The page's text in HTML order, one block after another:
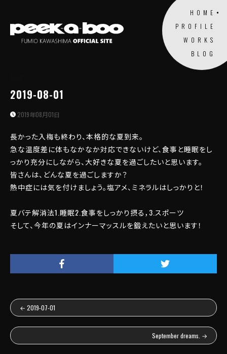
HOME
PROFILE
WORKS
BLOG
2019-08-01
2019年08月01日
長かった入梅も終わり、本格的な夏到来。
急な温度差に体もなかなか対応できないけど、食事と睡眠をし
っかり充分にしながら、大好きな夏を過ごしたいと思います。
皆さんは、どんな夏を過ごしますか？
熱中症には気を付けましょう。塩アメ、ミネラルはしっかりと！
夏バテ解消法1.睡眠2.食事をしっかり摂る，3.スポーツ
そして、今年の夏はインナーマッスルを鍛えたいと思います！
← 2019-07-01
September dreams. →